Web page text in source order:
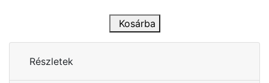
Kosárba
Részletek